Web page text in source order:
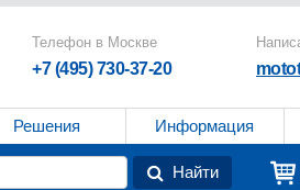
Телефон в Москве
+7 (495) 730-37-20
Решения Информация
Найти